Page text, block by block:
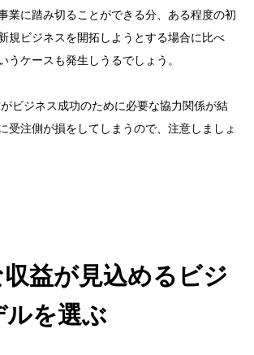
業に踏み切ることができる分、ある程度の初
規ビジネスを開拓しようとする場合に比べ
うケースも発生しうるでしょう。
ビジネス成功のために必要な協力関係が結
受注側が損をしてしまうので、注意しましょ
益が見込めるビジ
ルを選ぶ